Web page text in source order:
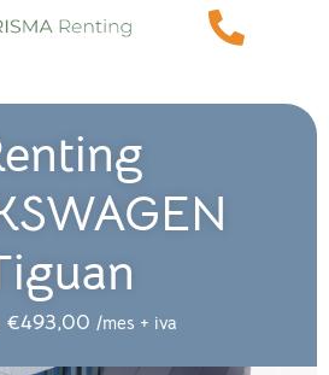
€493,00 /mes + iva